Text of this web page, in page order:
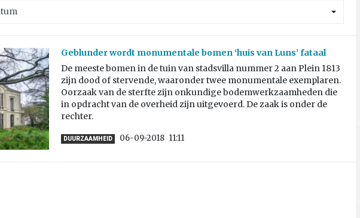
Geblunder wordt monumentale bomen ‘huis van Luns’ fataal
De meeste bomen in de tuin van stadsvilla nummer 2 aan Plein 1813
zijn dood of stervende, waaronder twee monumentale exemplaren.
Oorzaak van de sterfte zijn onkundige bodemwerkzaamheden die
in opdracht van de overheid zijn uitgevoerd. De zaak is onder de
rechter.
DUURZAAMHEID 06-09-2018 11:11